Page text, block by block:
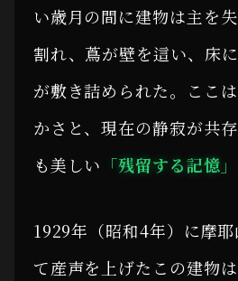
い歳月の間に建物は主を
割れ、蔦が壁を這い、床
が敷き詰められた。ここ
かさと、現在の静寂が共
も美しい 「残留する記憶」
1929年（昭和4年）に摩
て産声を上げたこの建物